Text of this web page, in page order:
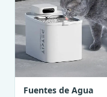
Fuentes de Agua